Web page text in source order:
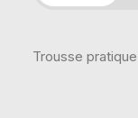
Trousse